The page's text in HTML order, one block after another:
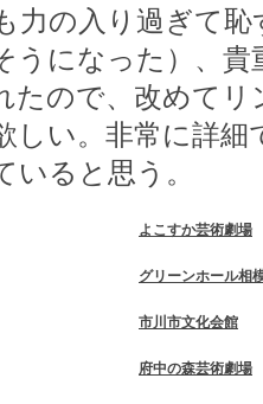
力の入り過ぎて
うになった）、貴
たので、改めて
しい。非常に詳
いると思う。
よこすか芸術劇場
グリーンホール相
市川市文化会館
府中の森芸術劇場